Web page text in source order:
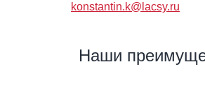
konstantin.k@lacsy.ru
Наши